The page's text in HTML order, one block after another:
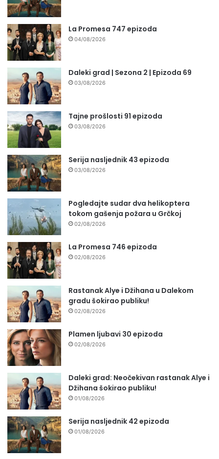
La Promesa 747 epizoda
04/08/2026
Daleki grad | Sezona 2 | Epizoda 69
03/08/2026
Tajne prošlosti 91 epizoda
03/08/2026
Serija nasljednik 43 epizoda
03/08/2026
Pogledajte sudar dva helikoptera
tokom gašenja požara u Grčkoj
02/08/2026
La Promesa 746 epizoda
02/08/2026
Rastanak Alye i Džihana u Dalekom
gradu šokirao publiku!
02/08/2026
Plamen ljubavi 30 epizoda
02/08/2026
Daleki grad: Neočekivan rastanak Alye i
Džihana šokirao publiku!
01/08/2026
Serija nasljednik 42 epizoda
01/08/2026